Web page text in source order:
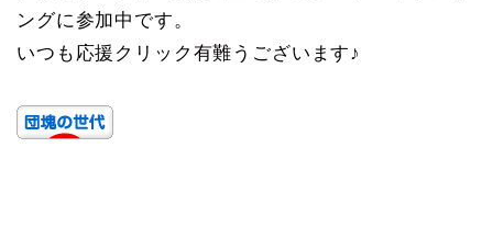
ングに参加中です。
いつも応援クリック有難うございます♪